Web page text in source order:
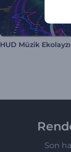
HUD Müzik
Son